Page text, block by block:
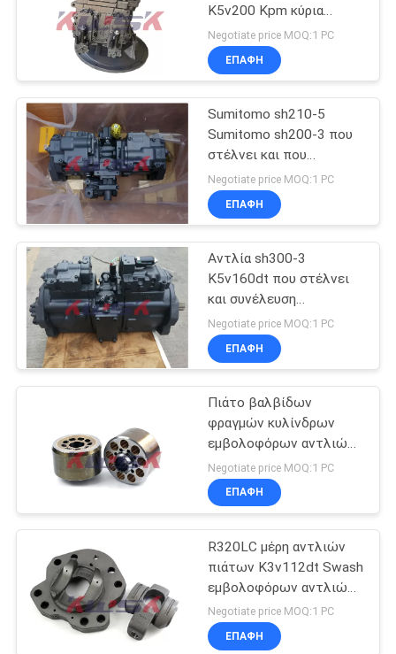
NEWS
SITEMAP
PRIVACY
POLICY
K5v200 Kpm κύρια
συνέλευση αντλιών
εκσκαφέων Hitachi
Negotiate price MOQ:1 PC
ΕΠΑΦΉ
Sumitomo sh210-5
Sumitomo sh200-3 που
στέλνει και που
χειρίζεται 480 μέρη
υδραυλικών αντλιών
K3v112dt
Negotiate price MOQ:1 PC
ΕΠΑΦΉ
Αντλία sh300-3
K5v160dt που στέλνει
και συνέλευση
υδραυλικών αντλιών
χειρισμού 480 sh350-5
Sumitomo
Negotiate price MOQ:1 PC
ΕΠΑΦΉ
Πιάτο βαλβίδων
φραγμών κυλίνδρων
εμβολοφόρων αντλιών
της VOLVO μερών
αντλιών K3v112dt
Negotiate price MOQ:1 PC
ΕΠΑΦΉ
R320LC μέρη αντλιών
πιάτων K3v112dt Swash
εμβολοφόρων αντλιών
ανταλλακτικών
εκσκαφέων της Hyundai
Negotiate price MOQ:1 PC
ΕΠΑΦΉ